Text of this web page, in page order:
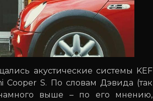
акустические системы KEF
Cooper S. По словам Дэвида (так
намного выше – по его мнению,